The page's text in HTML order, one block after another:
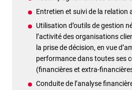
Entretien et suivi de la relation
Utilisation d’outils de gestion
l’activité des organisations
la prise de décision, en vue
performance dans toutes ses
(financières et extra-
Conduite de l’analyse